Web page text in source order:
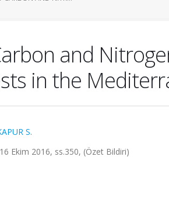
and
in the
S.
Ekim 2016, ss.350, (Özet Bildiri)